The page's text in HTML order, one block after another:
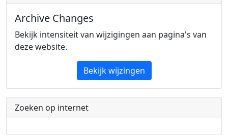
Archive Changes
Bekijk intensiteit van wijzigingen aan pagina's van
deze website.
Bekijk wijzingen
Zoeken op internet